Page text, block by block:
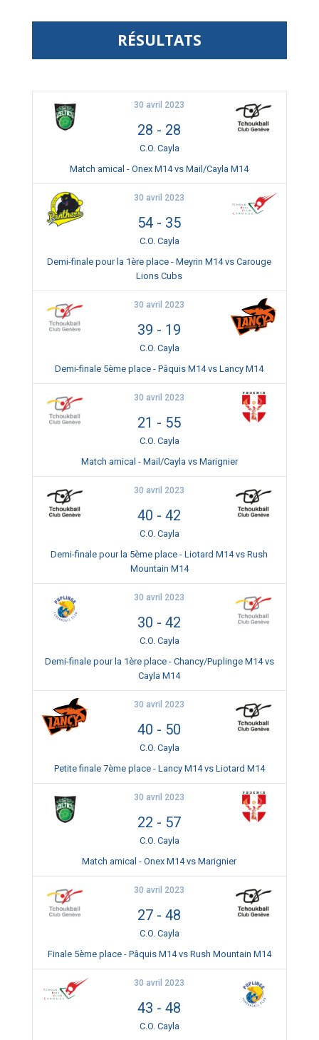
RÉSULTATS
30 avril 2023
28 - 28
C.O. Cayla
Match amical - Onex M14 vs Mail/Cayla M14
30 avril 2023
54 - 35
C.O. Cayla
Demi-finale pour la 1ère place - Meyrin M14 vs Carouge
Lions Cubs
30 avril 2023
39 - 19
C.O. Cayla
Demi-finale 5ème place - Pâquis M14 vs Lancy M14
30 avril 2023
21 - 55
C.O. Cayla
Match amical - Mail/Cayla vs Marignier
30 avril 2023
40 -42
C.O. Cayla
Demi-finale pour la 5ème place - Liotard M14 vs Rush
Mountain M14
30 avril 2023
30 -42
C.O. Cayla
Demi-finale pour la 1ère place - Chancy/Puplinge M14 vs
Cayla M14
30 avril 2023
40 - 50
C.O. Cayla
Petite finale 7ème place - Lancy M14 vs Liotard M14
30 avril 2023
22 - 57
C.O. Cayla
Match amical - Onex M14 vs Marignier
30 avril 2023
27 -48
C.O. Cayla
Finale 5ème place - Pâquis M14 vs Rush Mountain M14
30 avril 2023
43 -48
C.O. Cayla